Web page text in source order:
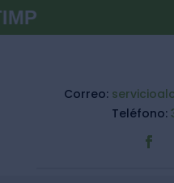
Correo:
Teléfono: